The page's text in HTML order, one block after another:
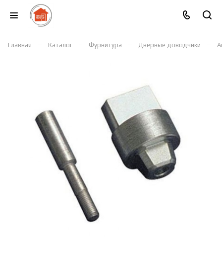
Главная – Каталог – Фурнитура – Дверные доводчики –